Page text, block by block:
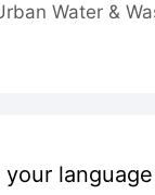
Water &
language